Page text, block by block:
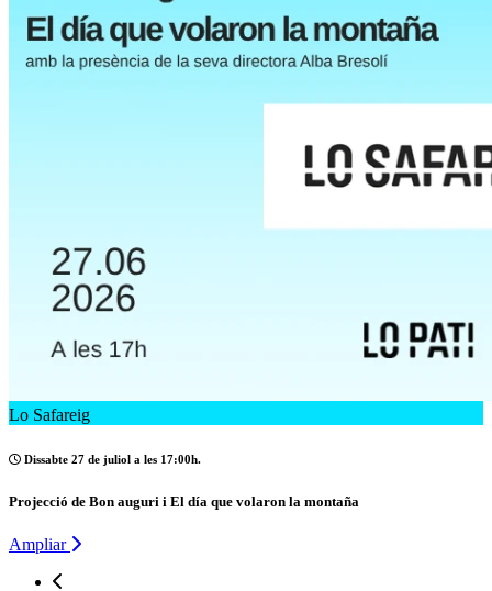
Lo Safareig
Dissabte 27 de juliol a les 17:00h.
Projecció de Bon auguri i El día que volaron la montaña
Ampliar